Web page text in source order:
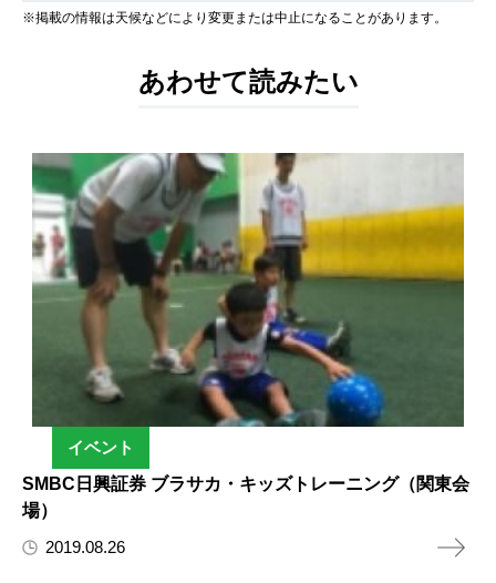
※掲載の情報は天候などにより変更または中止になることがあります。
あわせて読みたい
イベント
SMBC日興証券 ブラサカ・キッズトレーニング（関東会
場）
2019.08.26